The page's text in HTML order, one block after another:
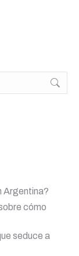
Argentina?
cómo
seduce a